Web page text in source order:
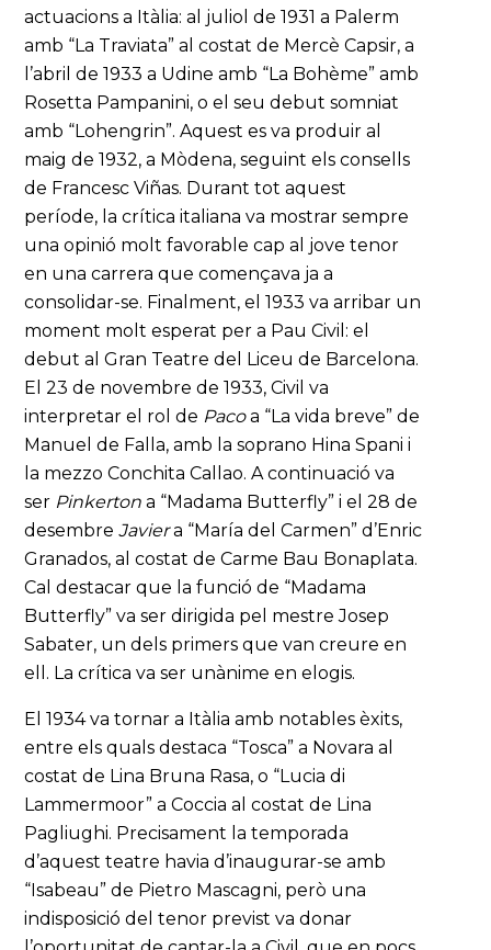
actuacions a Itàlia: al juliol de 1931 a Palerm
amb “La Traviata” al costat de Mercè Capsir, a
l’abril de 1933 a Udine amb “La Bohème” amb
Rosetta Pampanini, o el seu debut somniat
amb “Lohengrin”. Aquest es va produir al
maig de 1932, a Mòdena, seguint els consells
de Francesc Viñas. Durant tot aquest
període, la crítica italiana va mostrar sempre
una opinió molt favorable cap al jove tenor
en una carrera que començava ja a
consolidar-se. Finalment, el 1933 va arribar un
moment molt esperat per a Pau Civil: el
debut al Gran Teatre del Liceu de Barcelona.
El 23 de novembre de 1933, Civil va
interpretar el rol de Pacoa “La vida breve” de
Manuel de Falla, amb la soprano Hina Spani i
la mezzo Conchita Callao. A continuació va
ser Pinkertona “Madama Butterfly” i el 28 de
desembreJaviera “María del Carmen” d’Enric
Granados, al costat de Carme Bau Bonaplata.
Cal destacar que la funció de “Madama
Butterfly” va ser dirigida pel mestre Josep
Sabater, un dels primers que van creure en
ell. La crítica va ser unànime en elogis.
El 1934 va tornar a Itàlia amb notables èxits,
entre els quals destaca “Tosca” a Novara al
costat de Lina Bruna Rasa, o “Lucia di
Lammermoor” a Coccia al costat de Lina
Pagliughi. Precisament la temporada
d’aquest teatre havia d’inaugurar-se amb
“Isabeau” de Pietro Mascagni, però una
indisposició del tenor previst va donar